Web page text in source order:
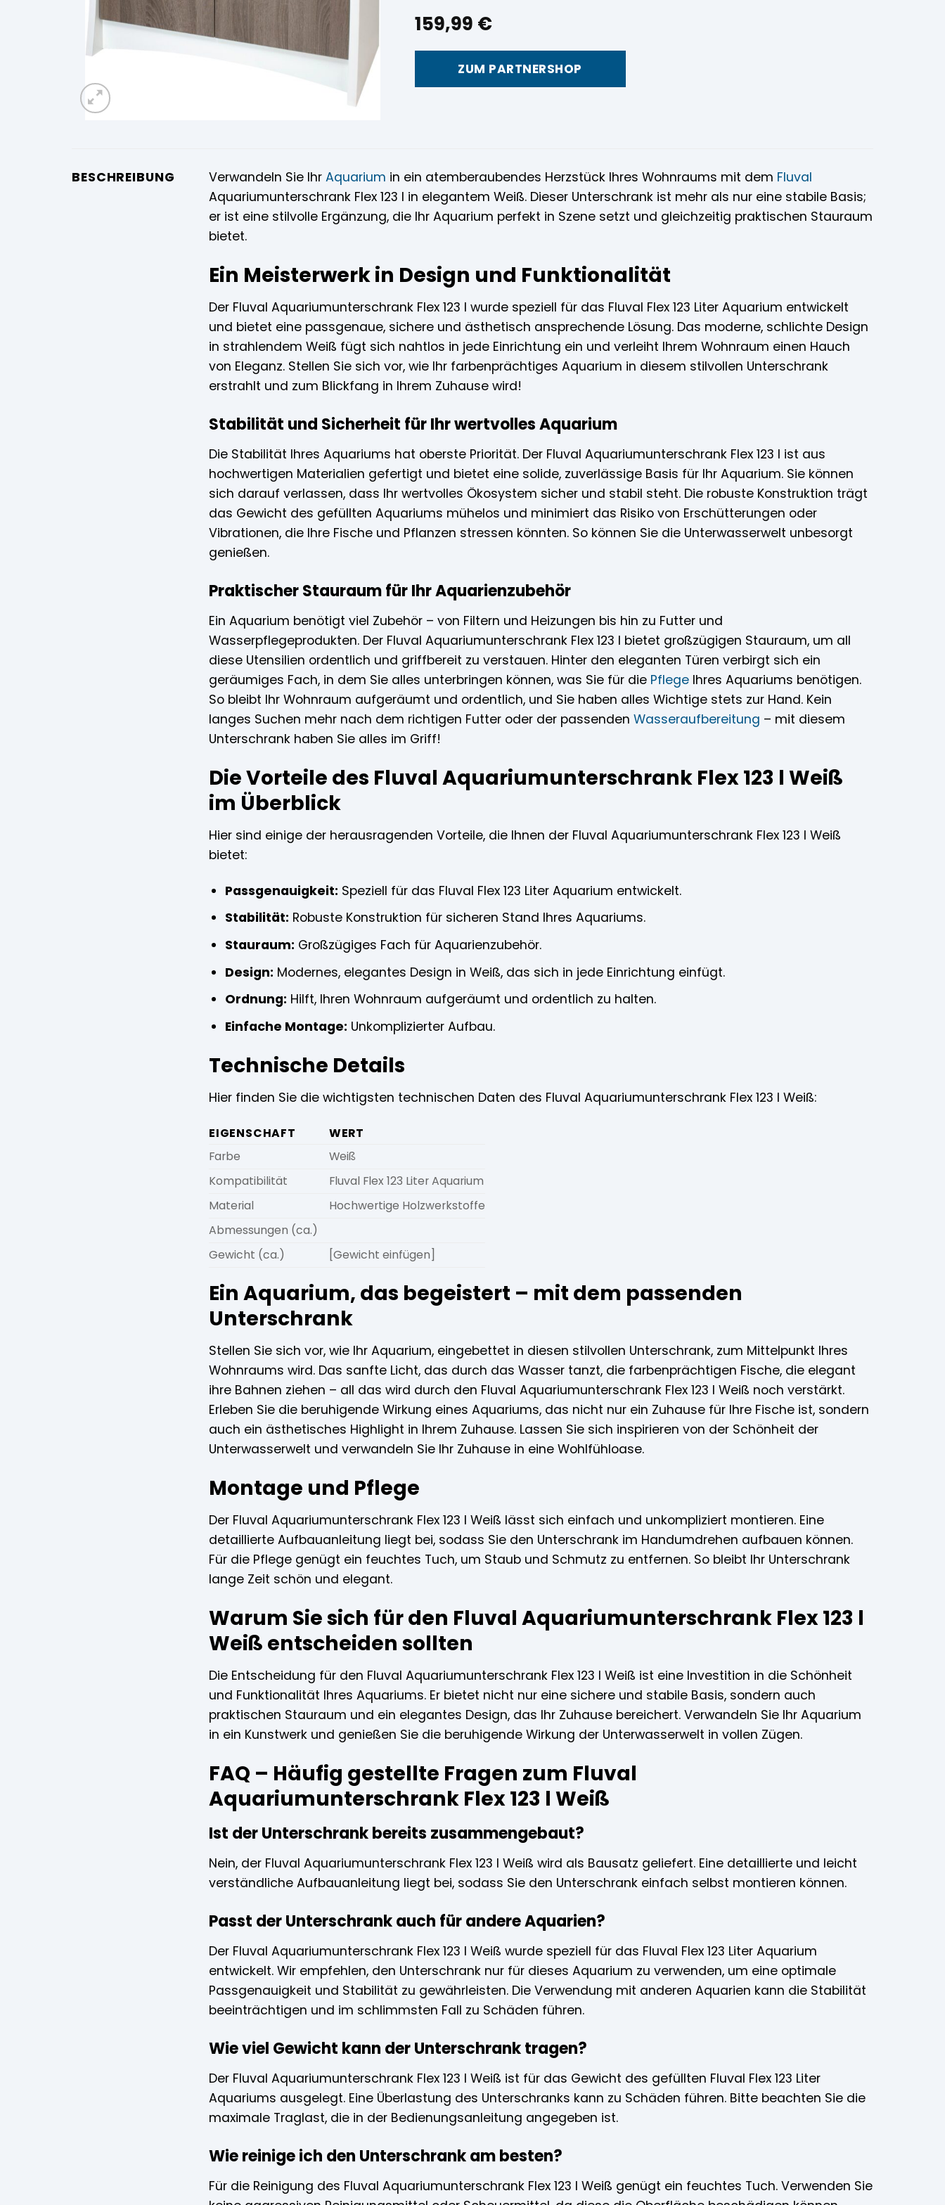
159,99 €
ZUM PARTNERSHOP
BESCHREIBUNG Verwandeln Sie Ihr Aquarium in ein atemberaubendes Herzstück Ihres Wohnraums mit dem Fluval
Aquariumunterschrank Flex 123 l in elegantem Weiß. Dieser Unterschrank ist mehr als nur eine stabile Basis;
er ist eine stilvolle Ergänzung, die Ihr Aquarium perfekt in Szene setzt und gleichzeitig praktischen Stauraum
bietet.
Ein Meisterwerk in Design und Funktionalität
Der Fluval Aquariumunterschrank Flex 123 l wurde speziell für das Fluval Flex 123 Liter Aquarium entwickelt
und bietet eine passgenaue, sichere und ästhetisch ansprechende Lösung. Das moderne, schlichte Design
in strahlendem Weiß fügt sich nahtlos in jede Einrichtung ein und verleiht Ihrem Wohnraum einen Hauch
von Eleganz. Stellen Sie sich vor, wie Ihr farbenprächtiges Aquarium in diesem stilvollen Unterschrank
erstrahlt und zum Blickfang in Ihrem Zuhause wird!
Stabilität und Sicherheit für Ihr wertvolles Aquarium
Die Stabilität Ihres Aquariums hat oberste Priorität. Der Fluval Aquariumunterschrank Flex 123 l ist aus
hochwertigen Materialien gefertigt und bietet eine solide, zuverlässige Basis für Ihr Aquarium. Sie können
sich darauf verlassen, dass Ihr wertvolles Ökosystem sicher und stabil steht. Die robuste Konstruktion trägt
das Gewicht des gefüllten Aquariums mühelos und minimiert das Risiko von Erschütterungen oder
Vibrationen, die Ihre Fische und Pflanzen stressen könnten. So können Sie die Unterwasserwelt unbesorgt
genießen.
Praktischer Stauraum für Ihr Aquarienzubehör
Ein Aquarium benötigt viel Zubehör – von Filtern und Heizungen bis hin zu Futter und
Wasserpflegeprodukten. Der Fluval Aquariumunterschrank Flex 123 l bietet großzügigen Stauraum, um all
diese Utensilien ordentlich und griffbereit zu verstauen. Hinter den eleganten Türen verbirgt sich ein
geräumiges Fach, in dem Sie alles unterbringen können, was Sie für die Pflege Ihres Aquariums benötigen.
So bleibt Ihr Wohnraum aufgeräumt und ordentlich, und Sie haben alles Wichtige stets zur Hand. Kein
langes Suchen mehr nach dem richtigen Futter oder der passenden Wasseraufbereitung – mit diesem
Unterschrank haben Sie alles im Griff!
Die Vorteile des Fluval Aquariumunterschrank Flex 123 l Weiß
im Überblick
Hier sind einige der herausragenden Vorteile, die Ihnen der Fluval Aquariumunterschrank Flex 123 l Weiß
bietet:
Passgenauigkeit: Speziell für das Fluval Flex 123 Liter Aquarium entwickelt.
Stabilität: Robuste Konstruktion für sicheren Stand Ihres Aquariums.
Stauraum: Großzügiges Fach für Aquarienzubehör.
Design: Modernes, elegantes Design in Weiß, das sich in jede Einrichtung einfügt.
Ordnung: Hilft, Ihren Wohnraum aufgeräumt und ordentlich zu halten.
Einfache Montage: Unkomplizierter Aufbau.
Technische Details
Hier finden Sie die wichtigsten technischen Daten des Fluval Aquariumunterschrank Flex 123 l Weiß:
EIGENSCHAFT
WERT
Farbe
Weiß
Kompatibilität
Fluval Flex 123 Liter Aquarium
Material
Hochwertige Holzwerkstoffe
Abmessungen (ca.)
Gewicht (ca.)
[Gewicht einfügen]
Ein Aquarium, das begeistert – mit dem passenden
Unterschrank
Stellen Sie sich vor, wie Ihr Aquarium, eingebettet in diesen stilvollen Unterschrank, zum Mittelpunkt Ihres
Wohnraums wird. Das sanfte Licht, das durch das Wasser tanzt, die farbenprächtigen Fische, die elegant
ihre Bahnen ziehen – all das wird durch den Fluval Aquariumunterschrank Flex 123 l Weiß noch verstärkt.
Erleben Sie die beruhigende Wirkung eines Aquariums, das nicht nur ein Zuhause für Ihre Fische ist, sondern
auch ein ästhetisches Highlight in Ihrem Zuhause. Lassen Sie sich inspirieren von der Schönheit der
Unterwasserwelt und verwandeln Sie Ihr Zuhause in eine Wohlfühloase.
Montage und Pflege
Der Fluval Aquariumunterschrank Flex 123 l Weiß lässt sich einfach und unkompliziert montieren. Eine
detaillierte Aufbauanleitung liegt bei, sodass Sie den Unterschrank im Handumdrehen aufbauen können.
Für die Pflege genügt ein feuchtes Tuch, um Staub und Schmutz zu entfernen. So bleibt Ihr Unterschrank
lange Zeit schön und elegant.
Warum Sie sich für den Fluval Aquariumunterschrank Flex 123 l
Weiß entscheiden sollten
Die Entscheidung für den Fluval Aquariumunterschrank Flex 123 l Weiß ist eine Investition in die Schönheit
und Funktionalität Ihres Aquariums. Er bietet nicht nur eine sichere und stabile Basis, sondern auch
praktischen Stauraum und ein elegantes Design, das Ihr Zuhause bereichert. Verwandeln Sie Ihr Aquarium
in ein Kunstwerk und genießen Sie die beruhigende Wirkung der Unterwasserwelt in vollen Zügen.
FAQ – Häufig gestellte Fragen zum Fluval
Aquariumunterschrank Flex 123 l Weiß
Ist der Unterschrank bereits zusammengebaut?
Nein, der Fluval Aquariumunterschrank Flex 123 l Weiß wird als Bausatz geliefert. Eine detaillierte und leicht
verständliche Aufbauanleitung liegt bei, sodass Sie den Unterschrank einfach selbst montieren können.
Passt der Unterschrank auch für andere Aquarien?
Der Fluval Aquariumunterschrank Flex 123 l Weiß wurde speziell für das Fluval Flex 123 Liter Aquarium
entwickelt. Wir empfehlen, den Unterschrank nur für dieses Aquarium zu verwenden, um eine optimale
Passgenauigkeit und Stabilität zu gewährleisten. Die Verwendung mit anderen Aquarien kann die Stabilität
beeinträchtigen und im schlimmsten Fall zu Schäden führen.
Wie viel Gewicht kann der Unterschrank tragen?
Der Fluval Aquariumunterschrank Flex 123 l Weiß ist für das Gewicht des gefüllten Fluval Flex 123 Liter
Aquariums ausgelegt. Eine Überlastung des Unterschranks kann zu Schäden führen. Bitte beachten Sie die
maximale Traglast, die in der Bedienungsanleitung angegeben ist.
Wie reinige ich den Unterschrank am besten?
Für die Reinigung des Fluval Aquariumunterschrank Flex 123 l Weiß genügt ein feuchtes Tuch. Verwenden Sie